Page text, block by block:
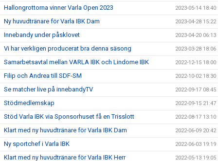
Hallongrottorna vinner Varla Open 2023 2023-05-14 18:40
Ny huvudtränare för Varla IBK Dam 2023-04-28 15:22
Innebandy under påsklovet 2023-04-20 06:13
Vi har verkligen producerat bra denna säsong 2023-03-28 18:06
Samarbetsavtal mellan VARLA IBK och Lindome IBK 2022-12-15 18:00
Filip och Andrea till SDF-SM 2022-10-02 18:30
Se matcher live på innebandyTV 2022-09-17 08:45
Stödmedlemskap 2022-09-15 21:47
Stöd Varla IBK via Sponsorhuset få en Trisslott 2022-08-17 13:10
Klart med ny huvudtränare för Varla IBK Dam 2022-06-09 20:42
Ny sportchef i Varla IBK 2022-06-03 19:19
Klart med ny huvudtränare för Varla IBK Herr 2022-05-13 19:05